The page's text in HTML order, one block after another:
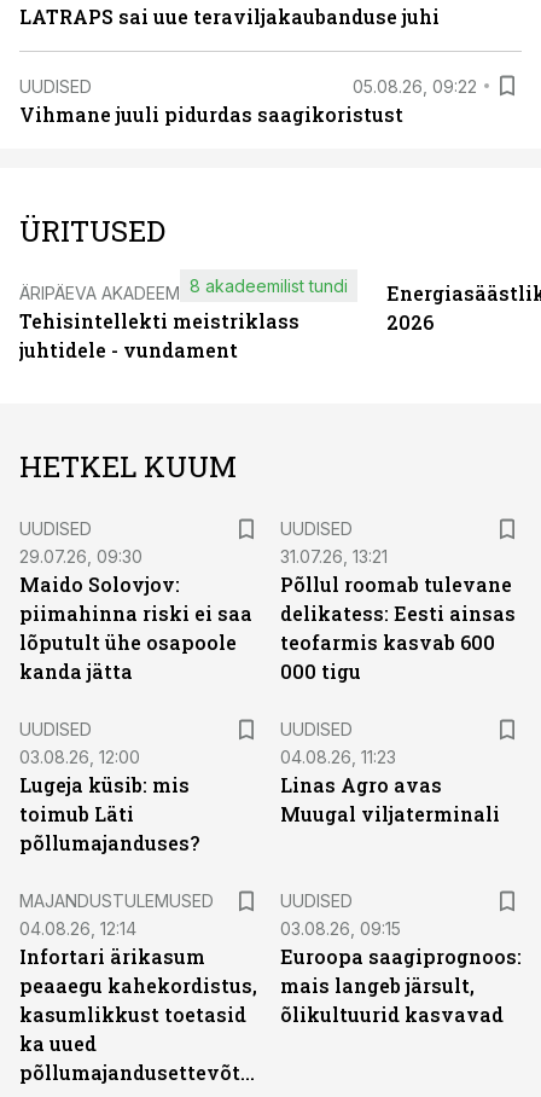
LATRAPS sai uue teraviljakaubanduse juhi
UUDISED 05.08.26, 09:22
Vihmane juuli pidurdas saagikoristust
ÜRITUSED
ÄRIPÄEVA AKADEEMIA
Tehisintellekti meistriklass
juhtidele - vundament
8 akadeemilist tundi
2026
HETKEL KUUM
UUDISED
29.07.26, 09:30
Maido Solovjov:
piimahinna riski ei saa
lõputult ühe osapoole
kanda jätta
UUDISED
31.07.26, 13:21
Põllul roomab tulevane
delikatess: Eesti ainsas
teofarmis kasvab 600
000 tigu
UUDISED
03.08.26, 12:00
Lugeja küsib: mis
toimub Läti
põllumajanduses?
UUDISED
04.08.26, 11:23
Linas Agro avas
Muugal viljaterminali
MAJANDUSTULEMUSED
04.08.26, 12:14
Infortari ärikasum
peaaegu kahekordistus,
kasumlikkust toetasid
ka uued
põllumajandusettevõtted
UUDISED
03.08.26, 09:15
Euroopa saagiprognoos:
mais langeb järsult,
õlikultuurid kasvavad